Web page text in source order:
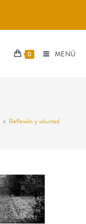
0 MENÚ
> Reflexión y voluntad